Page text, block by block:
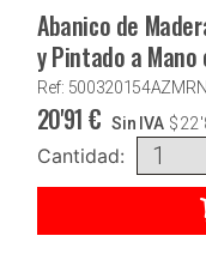
Abanico de
y Pintado a Mano
Ref: 500320154AZMRN
20'91 € Sin IVA $
Cantidad: